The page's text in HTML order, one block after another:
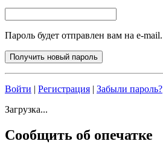
Пароль будет отправлен вам на e-mail.
Войти Регистрация
Забыли пароль?
Загрузка...
Сообщить об опечатке